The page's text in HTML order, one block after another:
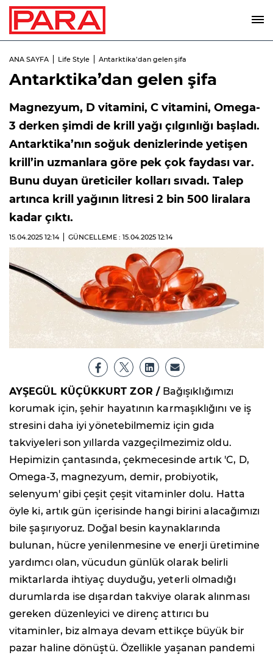
ANA SAYFA Life Style Antarktika’dan gelen şifa
Antarktika’dan gelen şifa
Magnezyum, D vitamini, C vitamini, Omega-
3 derken şimdi de krill yağı çılgınlığı başladı.
Antarktika’nın soğuk denizlerinde yetişen
krill’in uzmanlara göre pek çok faydası var.
Bunu duyan üreticiler kolları sıvadı. Talep
artınca krill yağının litresi 2 bin 500 liralara
kadar çıktı.
15.04.2025 12:14 GÜNCELLEME : 15.04.2025 12:14
AYŞEGÜL KÜÇÜKKURT ZOR / Bağışıklığımızı
korumak için, şehir hayatının karmaşıklığını ve iş
stresini daha iyi yönetebilmemiz için gıda
takviyeleri son yıllarda vazgeçilmezimiz oldu.
Hepimizin çantasında, çekmecesinde artık 'C, D,
Omega-3, magnezyum, demir, probiyotik,
selenyum' gibi çeşit çeşit vitaminler dolu. Hatta
öyle ki, artık gün içerisinde hangi birini alacağımızı
bile şaşırıyoruz. Doğal besin kaynaklarında
bulunan, hücre yenilenmesine ve enerji üretimine
yardımcı olan, vücudun günlük olarak belirli
miktarlarda ihtiyaç duyduğu, yeterli olmadığı
durumlarda ise dışardan takviye olarak alınması
gereken düzenleyici ve direnç attırıcı bu
vitaminler, biz almaya devam ettikçe büyük bir
pazar haline dönüştü. Özellikle yaşanan pandemi